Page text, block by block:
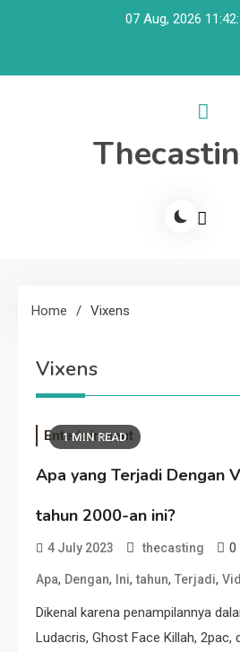
07 Aug, 2026
Home Vixens
Vixens
1 MIN READ
Entertainment
Apa yang Terjadi Dengan
tahun 2000-an ini?
4 July 2023 thecasting 0
Apa, Dengan, Ini,tahun, Terjadi,
Dikenal karena penampilannya
Ludacris, Ghost Face Killah, 2pac,